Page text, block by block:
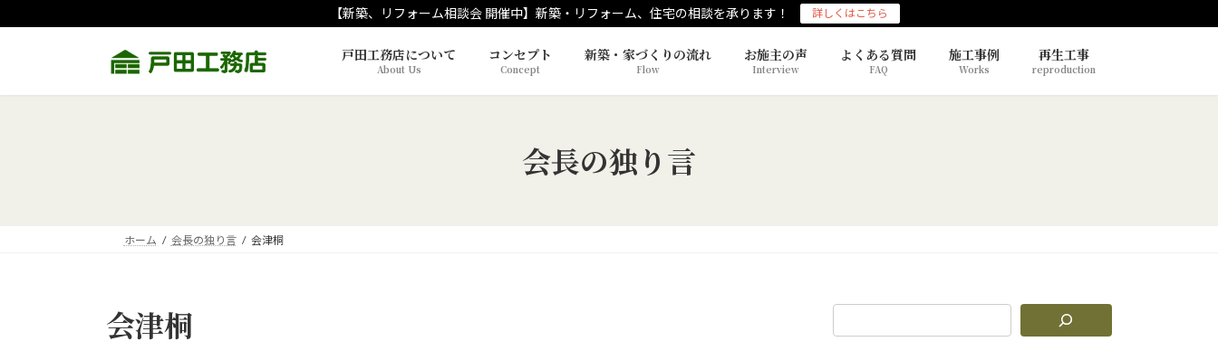
ン
ツ
ビ
シ
【新築、リフォーム相談会 開催中】新築・リフォーム、住宅の相談を承ります！ 詳しくはこちら
戸田工務店について
About Us
コンセプト
Concept
新築・家づくりの流れ
Flow
お施主の声
Interview
よくある質問
FAQ
施工事例
Works
再生工事
reproduction
会長の独り言
ホーム 会長の独り言 会津桐
会津桐